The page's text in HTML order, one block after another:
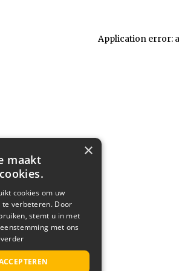
Application error:
×
maakt
cookies om uw
verbeteren. Door
stemt u in met
met ons